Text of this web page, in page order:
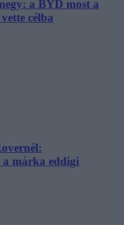
a BYD most a
célba
márka eddigi